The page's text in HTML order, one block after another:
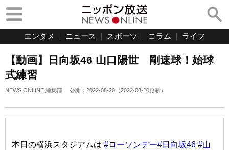
エンタメ ニュース スポーツ コラム ライフ
【動画】日向坂46 山口陽世 剛速球！始球
式練習
NEWS ONLINE 編集部 公開： 2022-08-20 （2022-08-20更新）
本日の横浜スタジアムは#ローソンデー#日向坂46 #山